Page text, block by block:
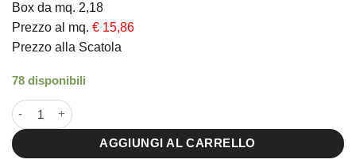
Box da mq. 2,18
Prezzo al mq. € 15,86
Prezzo alla Scatola
78 disponibili
26x52 Piastrella da Rivestimento Manila Camel quantità
AGGIUNGI AL CARRELLO